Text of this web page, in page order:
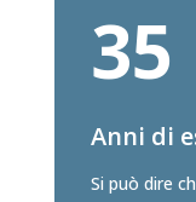
35
Anni di
Si può dire